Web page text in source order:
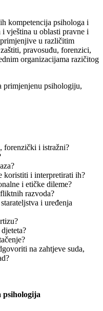
kompetencija psihologa i
vještina u oblasti pravne i
u različitim
pravosuđu, forenzici,
organizacijama razičitog
primjenjenu psihologiju,
i istražni?
koristiti i interpretirati ih?
i etičke dileme?
razvoda?
i uređenja
na zahtjeve suda,
psihologija